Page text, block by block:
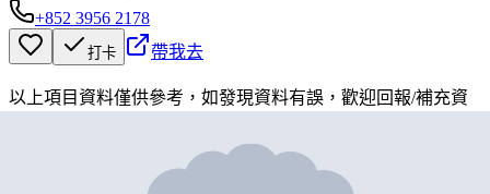
+852 3956 2178
打卡 帶我去
以上項目資料僅供參考，如發現資料有誤，歡迎回報/補充資